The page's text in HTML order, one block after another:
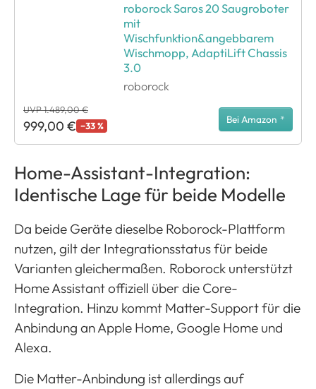
roborock Saros 20 Saugroboter
mit
Wischfunktion&angebbarem
Wischmopp, AdaptiLift Chassis
3.0
roborock
UVP 1.489,00 €
999,00 € −33 % Bei Amazon *
Home-Assistant-Integration:
Identische Lage für beide Modelle
Da beide Geräte dieselbe Roborock-Plattform
nutzen, gilt der Integrationsstatus für beide
Varianten gleichermaßen. Roborock unterstützt
Home Assistant offiziell über die Core-
Integration. Hinzu kommt Matter-Support für die
Anbindung an Apple Home, Google Home und
Alexa.
Die Matter-Anbindung ist allerdings auf